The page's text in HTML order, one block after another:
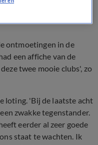
ontmoetingen in de
een affiche van de
twee mooie clubs', zo
loting. 'Bij de laatste acht
zwakke tegenstander.
eerder al zeer goede
staat te wachten. Ik